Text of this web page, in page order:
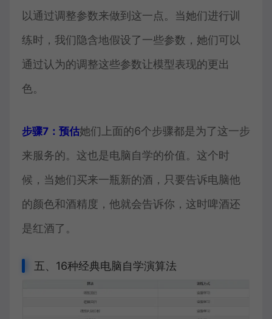
以通过调整参数来做到这一点。当她们进行训
练时，我们隐含地假设了一些参数，她们可以
通过认为的调整这些参数让模型表现的更出
色。
步骤7：预估她们上面的6个步骤都是为了这一步
来服务的。这也是电脑自学的价值。这个时
候，当她们买来一瓶新的酒，只要告诉电脑他
的颜色和酒精度，他就会告诉你，这时啤酒还
是红酒了。
五、16种经典电脑自学演算法